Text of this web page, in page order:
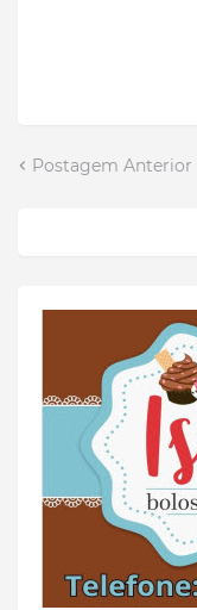
Postagem Anterior